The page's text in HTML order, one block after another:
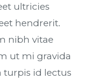
ultricies
hendrerit.
nibh vitae
ut mi gravida
turpis id lectus